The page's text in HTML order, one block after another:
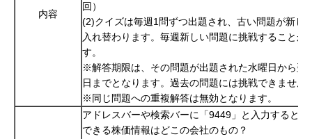
内容
回）
(2)クイズは毎週1問ずつ出題され、古い問題が新し
入れ替わります。毎週新しい問題に挑戦することが
す。
※解答期限は、その問題が出題された水曜日から翌
日までとなります。過去の問題には挑戦できません
※同じ問題への重複解答は無効となります。
アドレスバーや検索バーに「9449」と入力するとア
できる株価情報はどこの会社のもの？